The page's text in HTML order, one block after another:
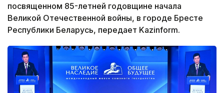
посвященном 85-летней годовщине начала
Великой Отечественной войны, в городе Бресте
Республики Беларусь, передает Kazinform.